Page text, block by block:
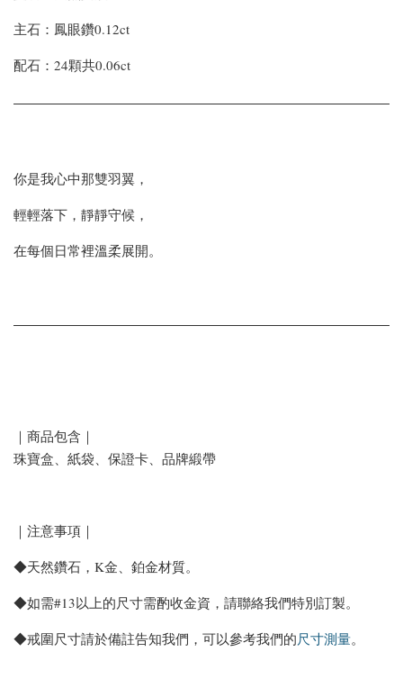
主石：鳳眼鑽0.12ct
配石：24顆共0.06ct
你是我心中那雙羽翼，
輕輕落下，靜靜守候，
在每個日常裡溫柔展開。
｜商品包含｜
珠寶盒、紙袋、保證卡、品牌緞帶
｜注意事項｜
◆天然鑽石，K金、鉑金材質。
◆如需#13以上的尺寸需酌收金資，請聯絡我們特別訂製。
◆戒圍尺寸請於備註告知我們，可以參考我們的尺寸測量。